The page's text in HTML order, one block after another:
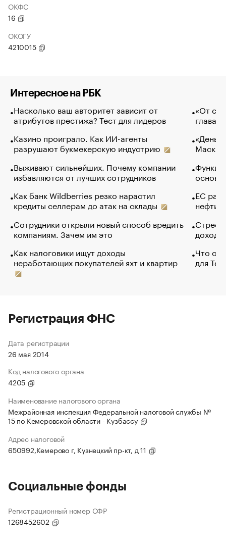
ОКФС
16
ОКОГУ
4210015
Интересное на РБК
Насколько ваш авторитет зависит от
атрибутов престижа? Тест для лидеров
Казино проиграло. Как ИИ-агенты
разрушают букмекерскую индустрию
Выживают сильнейших. Почему компании
избавляются от лучших сотрудников
Как банк Wildberries резко нарастил
кредиты селлерам до атак на склады
Сотрудники открыли новый способ вредить
компаниям. Зачем им это
Как налоговики ищут доходы
неработающих покупателей яхт и квартир
«От
глава
Маск в
основ
ЕС
нефти
Что
для
Регистрация ФНС
Дата регистрации
26 мая 2014
Код налогового органа
4205
Наименование налогового органа
Межрайонная инспекция Федеральной налоговой службы №
15 по Кемеровской области - Кузбассу
Адрес налоговой
650992,Кемерово г, Кузнецкий пр-кт, д 11
Социальные фонды
Регистрационный номер СФР
1268452602